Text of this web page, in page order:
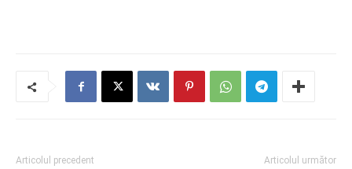
Articolul precedent Articolul următor